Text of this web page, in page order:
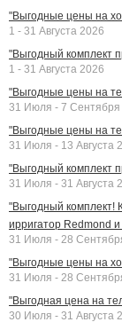
"Выгодные цены на
1 - 31 Августа 2026
"Выгодный комплект
1 - 31 Августа 2026
"Выгодные цены на
31 Июля - 7 Сентября
"Выгодные цены на
31 Июля - 13 Августа
"Выгодный комплект
31 Июля - 31 Августа
"Выгодный комплект!
ирригатор Redmond и
31 Июля - 28
"Выгодные цены на
31 Июля - 28
"Выгодная цена на
30 Июля - 31 Августа